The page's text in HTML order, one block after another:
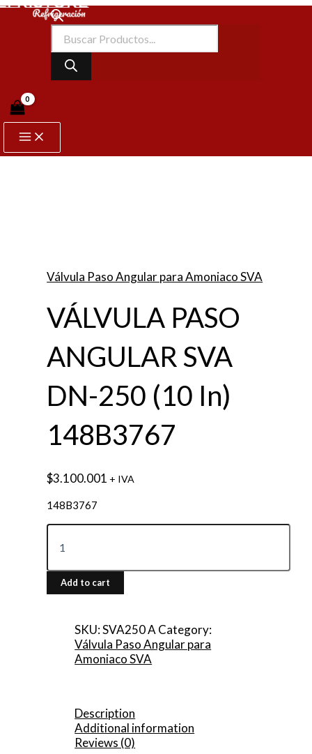
Ir
Búsqueda
de
productos
Main
Menu
Válvula Paso Angular para Amoniaco SVA
VÁLVULA PASO
ANGULAR SVA
DN-250 (10 In)
148B3767
$3.100.001 + IVA
148B3767
VÁLVULA
PASO
ANGULAR
Add to cart
SKU:SVA250 A Category:
Válvula Paso Angular para
Amoniaco SVA
Description
Additional information
Reviews (0)